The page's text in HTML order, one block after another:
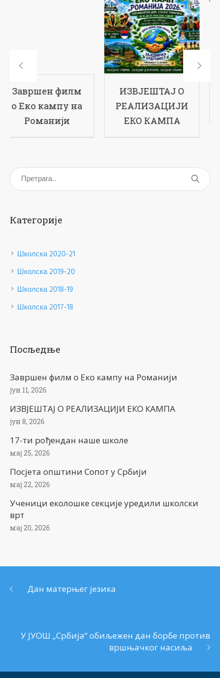
ИЗВЈЕШТАЈ О
РЕАЛИЗАЦИЈИ
ЕКО КАМПА
17-ти рођендан
наше школе
Категорије
Школска 2020-21
Школска 2019-20
Школска 2018-19
Школска 2017-18
Посљедње
Завршен филм о Еко кампу на Романији
јун 11, 2026
ИЗВЈЕШТАЈ О РЕАЛИЗАЦИЈИ ЕКО КАМПА
јун 8, 2026
17-ти рођендан наше школе
мај 25, 2026
Посјета општини Сопот у Србији
мај 22, 2026
Ученици еколошке секције уредили школски
врт
мај 20, 2026
Дан матерњег језика
У ЈУОШ „Србија“ обиљежен дан борбе против
вршњачког насиља